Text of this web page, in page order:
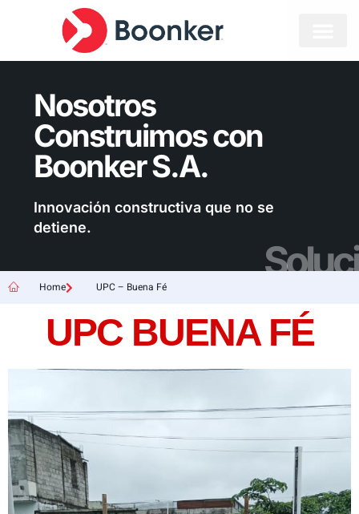
Nosotros
Construimos con
Boonker S.A.
Innovación constructiva que no se
detiene.
Home UPC – Buena Fé
UPC BUENA FÉ